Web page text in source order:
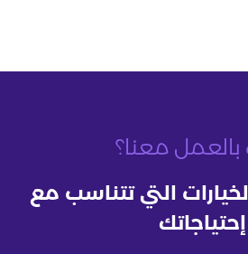
بالعمل معنا؟
التي تتناسب مع
إحتياجاتك